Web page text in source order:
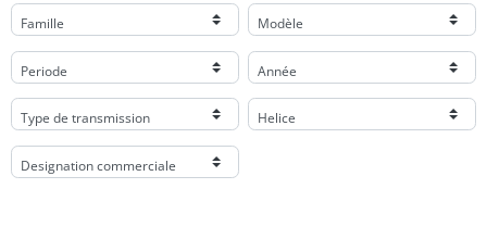
Famille Modèle
Periode Année
Type de transmission Helice
Designation commerciale